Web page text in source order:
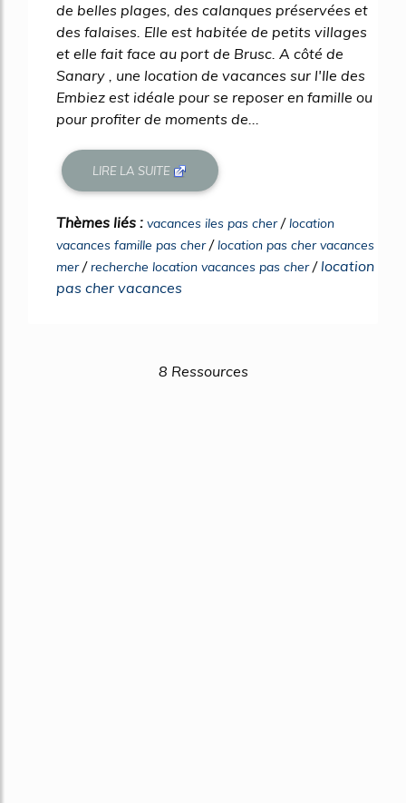
de belles plages, des calanques préservées et
des falaises. Elle est habitée de petits villages
et elle fait face au port de Brusc. A côté de
Sanary , une location de vacances sur l'Ile des
Embiez est idéale pour se reposer en famille ou
pour profiter de moments de...
LIRE LA SUITE
Thèmes liés : vacances iles pas cher/location
vacances famille pas cher/location pas cher vacances
mer/recherche location vacances pas cher/ location
pas cher vacances
8 Ressources